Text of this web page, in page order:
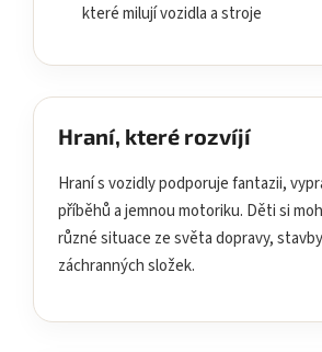
které milují vozidla a stroje
Hraní, které rozvíjí
Hraní s vozidly podporuje fantazii,
příběhů a jemnou motoriku. Děti si
různé situace ze světa dopravy,
záchranných složek.